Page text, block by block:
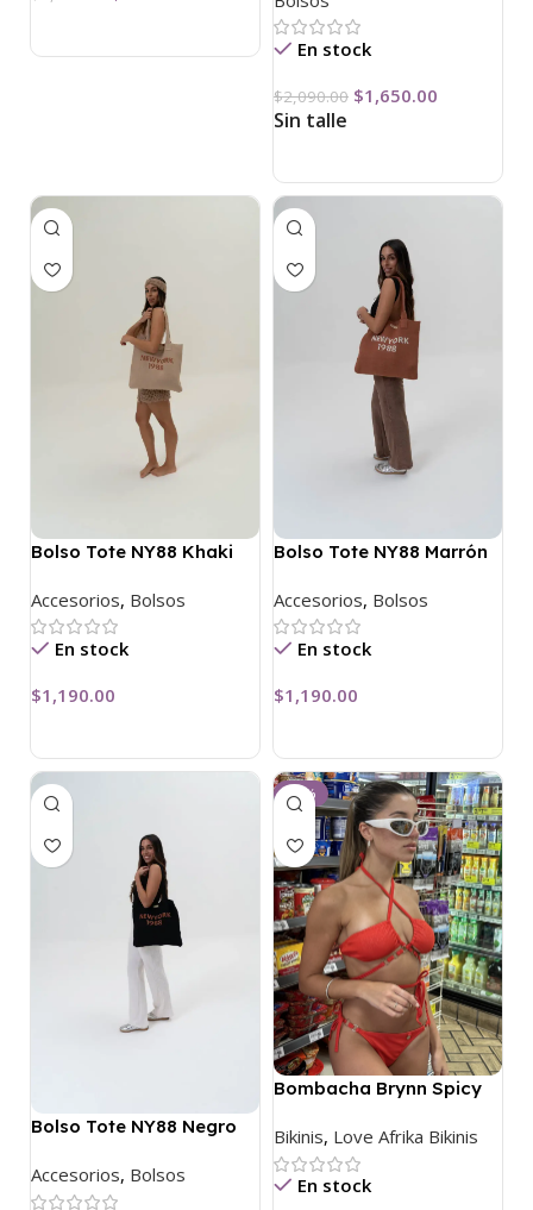
En stock
$2,090.00 $1,650.00
Sin talle
Bolso Tote NY88 Khaki
Accesorios, Bolsos
En stock
$1,190.00
Bolso Tote NY88 Marrón
Accesorios, Bolsos
En stock
$1,190.00
Bolso Tote NY88 Negro
Accesorios, Bolsos
-37%
Bombacha Brynn Spicy
Bikinis, Love Afrika Bikinis
En stock